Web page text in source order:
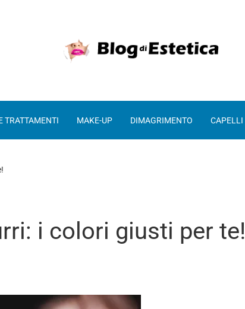
TRATTAMENTI MAKE-UP DIMAGRIMENTO CAPELLI
i colori giusti per te!